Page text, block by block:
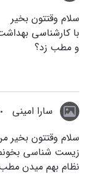
سلام وقتتون بخیر
با کارشناسی
و مطب زد؟
سارا امینی
سلام وقتتون بخیر
زیست شناسی
نظام بهم میدن